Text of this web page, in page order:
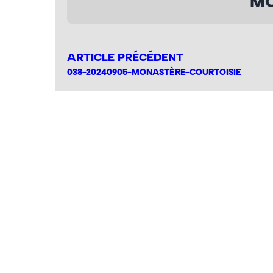
ARTICLE PRÉCÉDENT
038-20240905-MONASTÈRE-COURTOISIE